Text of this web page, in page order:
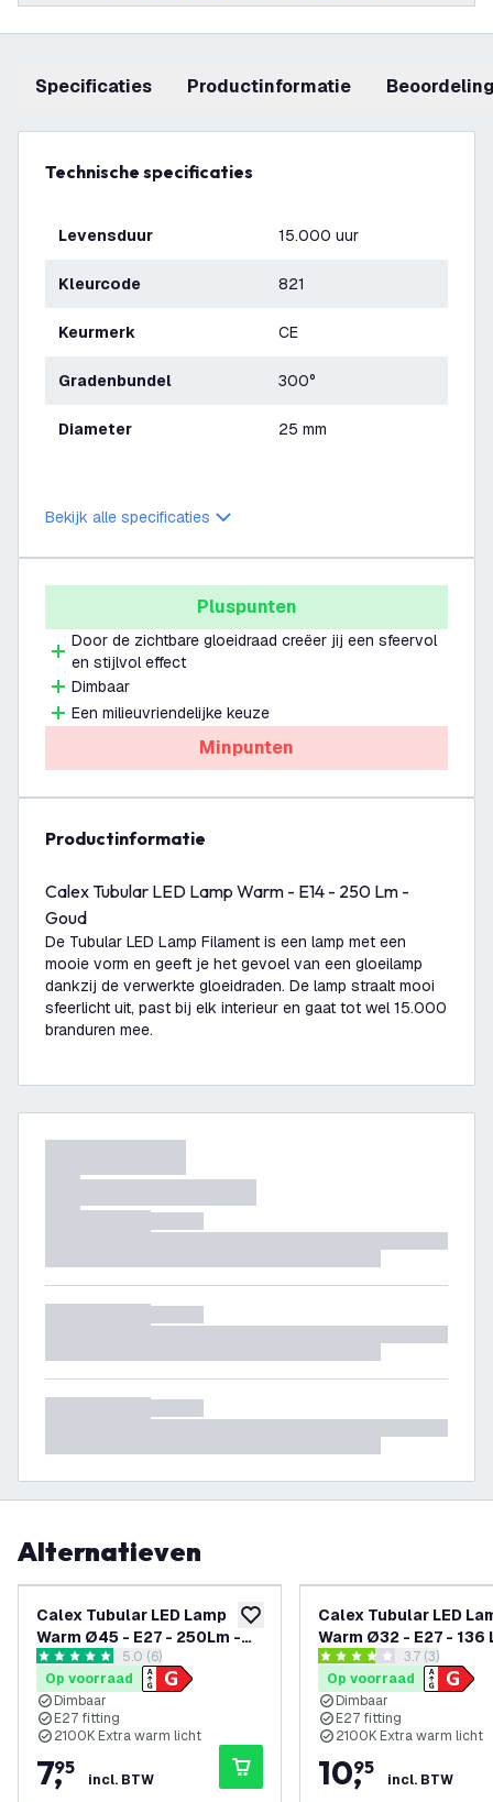
Specificaties productinformatie
Technische specificaties
Levensduur 15.000 uur
Kleurcode 821
Keurmerk CE
Gradenbundel 300°
Diameter 25 mm
Bekijk alle specificaties
Pluspunten
Door de zichtbare gloeidraad creëer jij een sfeervol
en stijlvol effect
Dimbaar
Een milieuvriendelijke keuze
Minpunten
productinformatie
Calex Tubular LED Lamp Warm - E14 - 250 Lm -
Goud
De Tubular LED Lamp Filament is een lamp met een
mooie vorm en geeft je het gevoel van een gloeilamp
dankzij de verwerkte gloeidraden. De lamp straalt mooi
sfeerlicht uit, past bij elk interieur en gaat tot wel 15.000
branduren mee.
Alternatieven
toevoegen aan verlanglijst
Calex Tubular LED Lamp
Warm Ø45 - E27 - 250Lm -
Goud
reviews drawer openen
5 score sterren5.0 (6)
Op voorraad
Dimbaar
E27 fitting
2100K Extra warm licht
7,
95
incl. BTW
Calex Tubular LED
Warm Ø32 - E27 - 136
Goud / Clear
reviews
3.7 score sterren3.7 (3)
Op voorraad
Dimbaar
E27 fitting
2100K Extra warm licht
10,
95
incl. BTW